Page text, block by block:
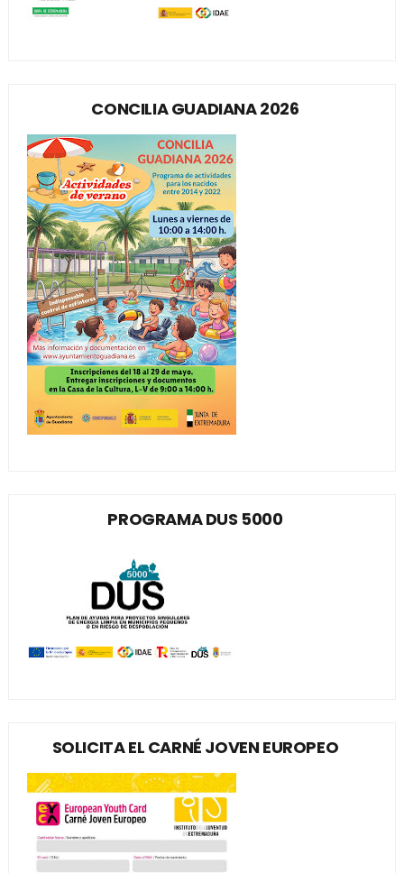
CONCILIA GUADIANA 2026
PROGRAMA DUS 5000
SOLICITA EL CARNÉ JOVEN EUROPEO